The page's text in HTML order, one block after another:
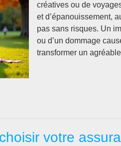
créatives ou de
et d’épanouissement,
pas sans risques. Un
ou d’un dommage
transformer un
votre